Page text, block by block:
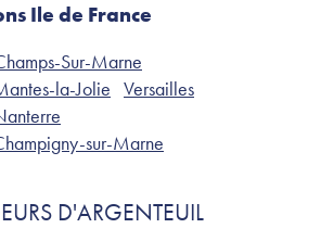
Ile de France
Sur-Marne
la-Jolie Versailles
sur-Marne
D'ARGENTEUIL